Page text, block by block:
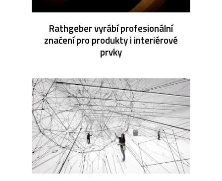
Rathgeber vyrábí profesionální
značení pro produkty i interiérové
prvky